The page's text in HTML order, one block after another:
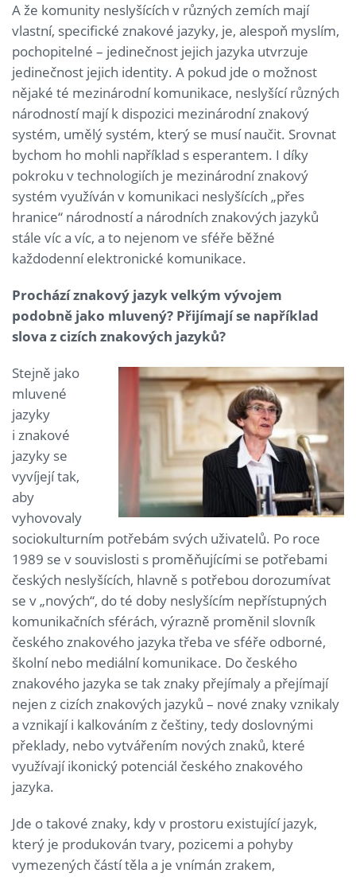
A že komunity neslyšících v různých zemích mají
vlastní, specifické znakové jazyky, je, alespoň myslím,
pochopitelné – jedinečnost jejich jazyka utvrzuje
jedinečnost jejich identity. A pokud jde o možnost
nějaké té mezinárodní komunikace, neslyšící různých
národností mají k dispozici mezinárodní znakový
systém, umělý systém, který se musí naučit. Srovnat
bychom ho mohli například s esperantem. I díky
pokroku v technologiích je mezinárodní znakový
systém využíván v komunikaci neslyšících „přes
hranice“ národností a národních znakových jazyků
stále víc a víc, a to nejenom ve sféře běžné
každodenní elektronické komunikace.
Prochází znakový jazyk velkým vývojem
podobně jako mluvený? Přijímají se například
slova z cizích znakových jazyků?
Stejně jako
mluvené
jazyky
i znakové
jazyky se
vyvíjejí tak,
aby
vyhovovaly
sociokulturním potřebám svých uživatelů. Po roce
1989 se v souvislosti s proměňujícími se potřebami
českých neslyšících, hlavně s potřebou dorozumívat
se v „nových“, do té doby neslyšícím nepřístupných
komunikačních sférách, výrazně proměnil slovník
českého znakového jazyka třeba ve sféře odborné,
školní nebo mediální komunikace. Do českého
znakového jazyka se tak znaky přejímaly a přejímají
nejen z cizích znakových jazyků – nové znaky vznikaly
a vznikají i kalkováním z češtiny, tedy doslovnými
překlady, nebo vytvářením nových znaků, které
využívají ikonický potenciál českého znakového
jazyka.
Jde o takové znaky, kdy v prostoru existující jazyk,
který je produkován tvary, pozicemi a pohyby
vymezených částí těla a je vnímán zrakem,